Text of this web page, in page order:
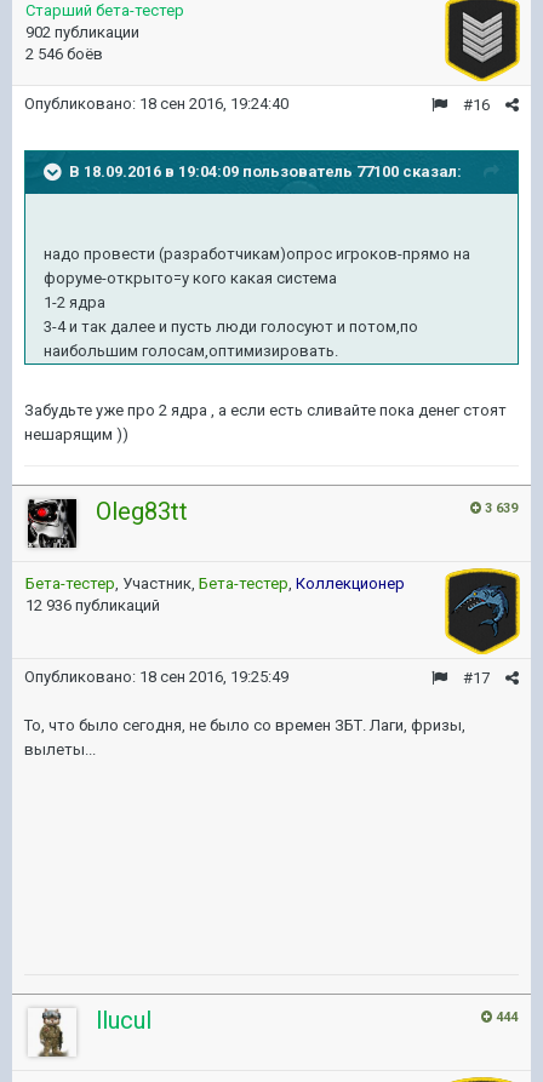
Старший бета-тестер
902 публикации
2 546 боёв
#16
Опубликовано: 18 сен 2016, 19:24:40
В 18.09.2016 в 19:04:09 пользователь 77100 сказал:
надо провести (разработчикам)опрос игроков-прямо на
форуме-открыто=у кого какая система
1-2 ядра
3-4 и так далее и пусть люди голосуют и потом,по
наибольшим голосам,оптимизировать.
Забудьте уже про 2 ядра , а если есть сливайте пока денег стоят
нешарящим ))
3 639
Oleg83tt
Бета-тестер, Участник, Бета-тестер, Коллекционер
12 936 публикаций
#17
Опубликовано: 18 сен 2016, 19:25:49
То, что было сегодня, не было со времен ЗБТ. Лаги, фризы,
вылеты...
444
llucul